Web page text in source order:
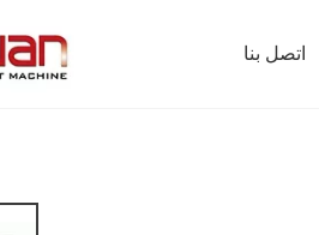
اتصل بنا